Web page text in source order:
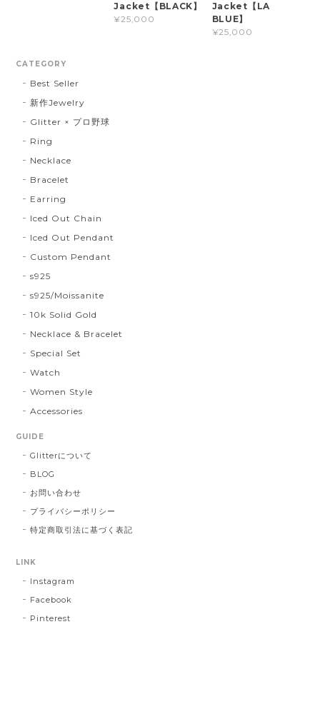
Jacket【BLACK】
¥25,000
Jacket【LA
BLUE】
¥25,000
CATEGORY
Best Seller
新作Jewelry
Glitter × プロ野球
Ring
Necklace
Bracelet
Earring
Iced Out Chain
Iced Out Pendant
Custom Pendant
s925
s925/Moissanite
10k Solid Gold
Necklace & Bracelet
Special Set
Watch
Women Style
Accessories
GUIDE
Glitterについて
BLOG
お問い合わせ
プライバシーポリシー
特定商取引法に基づく表記
LINK
Instagram
Facebook
Pinterest